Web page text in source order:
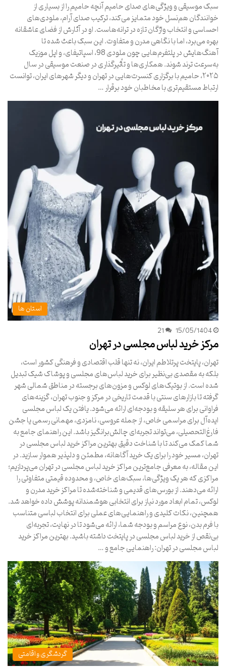
سبک موسیقی و ویژگی‌های صدای حامیم آنچه حامیم را از بسیاری از
خوانندگان هم‌نسل خود متمایز می‌کند، ترکیب صدای آرام، ملودی‌های
احساسی و انتخاب واژگان تازه در ترانه‌هاست. او در آثارش از فضای عاشقانه
بهره می‌برد، اما با نگاهی مدرن و متفاوت. این سبک باعث شده تا
آهنگ‌هایش در پلتفرم‌هایی چون ملودی 98، اسپاتیفای، و اپل موزیک
به‌سرعت ترند شوند. همکاری‌ها و تأثیرگذاری در صنعت موسیقی در سال
۲۰۲۵، حامیم با برگزاری کنسرت‌هایی در تهران و دیگر شهرهای ایران، توانست
ارتباط مستقیم‌تری با مخاطبان خود برقرار …
استان ها
15/05/1404
21
مرکز خرید لباس مجلسی در تهران
تهران، پایتخت پرتلاطم ایران، نه تنها قلب اقتصادی و فرهنگی کشور است،
بلکه به مقصدی بی‌نظیر برای خرید لباس‌های مجلسی و پوشاک شیک تبدیل
شده است. از بوتیک‌های لوکس و مزون‌های برجسته در مناطق شمالی شهر
گرفته تا بازارهای سنتی با قدمت تاریخی در مرکز و جنوب تهران، گزینه‌های
فراوانی برای هر سلیقه و بودجه‌ای ارائه می‌شود. یافتن یک لباس مجلسی
ایده‌آل برای مراسمی خاص، از جمله عروسی، نامزدی، مهمانی رسمی یا جشن
فارغ‌التحصیلی، می‌تواند تجربه‌ای چالش‌برانگیز باشد. این راهنمای جامع به
شما کمک می‌کند تا با شناخت دقیق بهترین مراکز خرید لباس مجلسی در
تهران، مسیر خود را برای یک خرید آگاهانه، مطمئن و دلپذیر هموار سازید. در
این مقاله، به معرفی جامع‌ترین مراکز خرید لباس مجلسی در تهران می‌پردازیم؛
مراکزی که هر یک ویژگی‌ها، سبک‌های خاص، و محدوده قیمتی متفاوتی را
ارائه می‌دهند. از بورس‌های قدیمی و شناخته‌شده تا مراکز خرید مدرن و
لوکس، تمام ابعاد مورد نیاز برای انتخابی هوشمندانه پوشش داده خواهد شد.
همچنین، نکات کلیدی و راهنمایی‌های عملی برای انتخاب لباسی متناسب
با فرم بدن، نوع مراسم و بودجه شما، ارائه می‌شود تا در نهایت، تجربه‌ای
بی‌نقص از خرید لباس مجلسی در پایتخت داشته باشید. بهترین مراکز خرید
لباس مجلسی در تهران: راهنمایی جامع و …
گردشگری و اقامتی